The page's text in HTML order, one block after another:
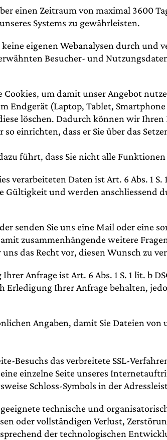
einen Zeitraum von maximal 3600
Systems zu gewährleisten.
eigenen Webanalysen durch und
Besucher- und
um damit unser Angebot
Endgerät (Laptop, Tablet,
löschen. Dadurch können wir
einrichten, dass er Sie über das
führt, dass Sie nicht alle
verarbeiteten Daten ist Art. 6 Abs. 1 S.
Gültigkeit und werden anschliessend
senden Sie uns eine Mail oder eine
zusammenhängende weitere
das Recht vor, diesen Wunsch zu
Anfrage ist Art. 6 Abs. 1 S. 1 lit. b
Erledigung Ihrer Anfrage behalten,
Angaben, damit Sie Dateien
Besuchs das verbreitete SSL-
einzelne Seite unseres
Schloss-Symbols in der
technische und
oder vollständigen Verlust,
der technologischen